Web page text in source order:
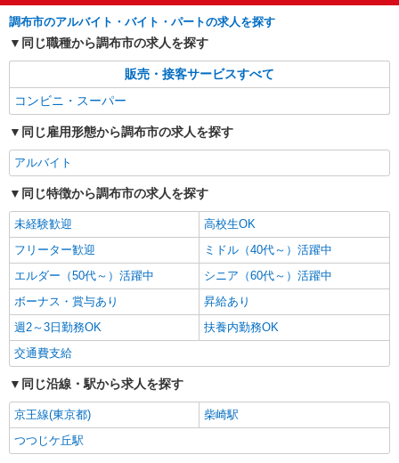
調布市のアルバイト・バイト・パートの求人を探す
同じ職種から調布市の求人を探す
販売・接客サービスすべて
コンビニ・スーパー
同じ雇用形態から調布市の求人を探す
アルバイト
同じ特徴から調布市の求人を探す
未経験歓迎
高校生OK
フリーター歓迎
ミドル（40代～）活躍中
エルダー（50代～）活躍中
シニア（60代～）活躍中
ボーナス・賞与あり
昇給あり
週2～3日勤務OK
扶養内勤務OK
交通費支給
同じ沿線・駅から求人を探す
京王線(東京都)
柴崎駅
つつじケ丘駅